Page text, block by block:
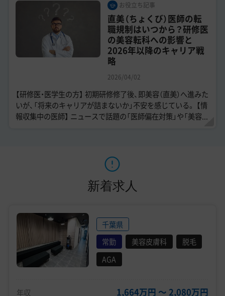
お役立ち記事
直美（ちょくび）医師の転
職規制はいつから？研修医
の美容転科への影響と
2026年以降のキャリア戦
略
2026/04/02
【研修医・医学生の方】 初期研修修了後、即美容（直美）へ進みた
いが、「将来のキャリアが詰まないか」不安を感じている。 【情
報収集中の医師】 ニュースで話題の「医師偏在対策」や「美容...
新着求人
千葉県
常勤
美容皮膚科
脱毛
AGA
年収 1,664万円 〜 2,080万円